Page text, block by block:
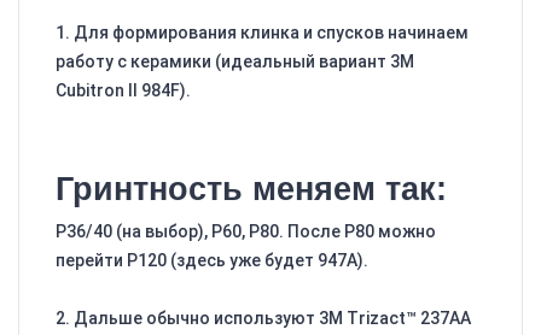
1. Для формирования клинка и спусков начинаем
работу с керамики (идеальный вариант 3M
Cubitron II 984F).
Гринтность меняем так:
Р36/40 (на выбор), Р60, Р80. После Р80 можно
перейти Р120 (здесь уже будет 947A).
2. Дальше обычно используют 3M Trizact™ 237AA